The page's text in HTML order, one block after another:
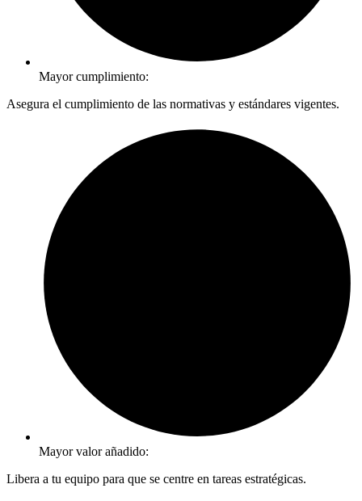
Mayor cumplimiento:
Asegura el cumplimiento de las normativas y estándares vigentes.
Mayor valor añadido:
Libera a tu equipo para que se centre en tareas estratégicas.